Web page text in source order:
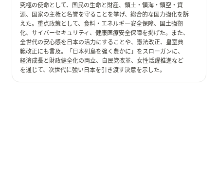
究極の使命として、国民の生命と財産、領土・領海・領空・資
源、国家の主権と名誉を守ることを挙げ、総合的な国力強化を訴
えた。重点政策として、食料・エネルギー安全保障、国土強靭
化、サイバーセキュリティ、健康医療安全保障を掲げた。また、
全世代の安心感を日本の活力にすることや、憲法改正、皇室典
範改正にも言及。「日本列島を強く豊かに」をスローガンに、
経済成長と財政健全化の両立、自民党改革、女性活躍推進など
を通じて、次世代に強い日本を引き渡す決意を示した。